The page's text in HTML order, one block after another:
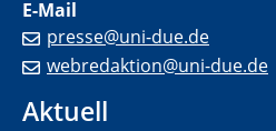
E-Mail
presse@uni-due.de
webredaktion@uni-due.de
Aktuell